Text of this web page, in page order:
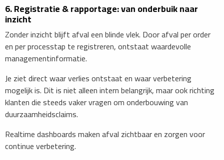
6. Registratie & rapportage: van onderbuik naar
inzicht
Zonder inzicht blijft afval een blinde vlek. Door afval per order
en per processtap te registreren, ontstaat waardevolle
managementinformatie.
Je ziet direct waar verlies ontstaat en waar verbetering
mogelijk is. Dit is niet alleen intern belangrijk, maar ook richting
klanten die steeds vaker vragen om onderbouwing van
duurzaamheidsclaims.
Realtime dashboards maken afval zichtbaar en zorgen voor
continue verbetering.